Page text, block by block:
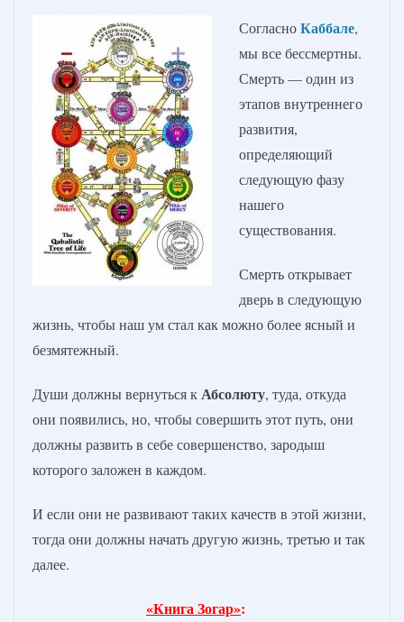
СогласноКаббале,
мы все бессмертны.
Смерть — один из
этапов внутреннего
развития,
определяющий
следующую фазу
нашего
существования.
Смерть открывает
дверь в следующую
жизнь, чтобы наш ум стал как можно более ясный и
безмятежный.
Души должны вернуться кАбсолюту, туда, откуда
они появились, но, чтобы совершить этот путь, они
должны развить в себе совершенство, зародыш
которого заложен в каждом.
И если они не развивают таких качеств в этой жизни,
тогда они должны начать другую жизнь, третью и так
далее.
«Книга Зогар»: